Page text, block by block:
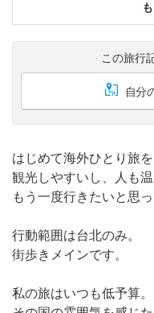
この旅行
自分
はじめて海外ひとり旅を
観光しやすいし、人も温
もう一度行きたいと思っ
行動範囲は台北のみ。
街歩きメインです。
私の旅はいつも低予算。